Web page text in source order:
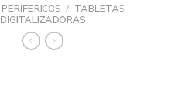
PERIFERICOS / TABLETAS
DIGITALIZADORAS